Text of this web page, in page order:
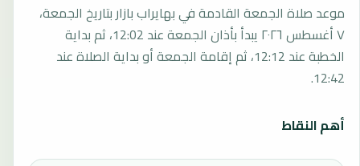
موعد صلاة الجمعة القادمة في بهايراب بازار بتاريخ الجمعة،
٧ أغسطس ٢٠٢٦ يبدأ بأذان الجمعة عند 12:02، ثم بداية
الخطبة عند 12:12، ثم إقامة الجمعة أو بداية الصلاة عند
12:42.
أهم النقاط